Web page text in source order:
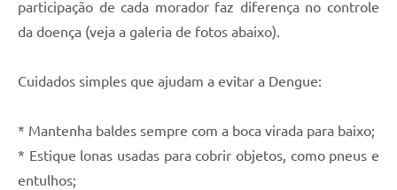
Contratos
Ouvidoria
Audiências Públicas
Turismo
participação de cada morador faz diferença no controle
da doença (veja a galeria de fotos abaixo).
Cuidados simples que ajudam a evitar a Dengue:
* Mantenha baldes sempre com a boca virada para baixo;
* Estique lonas usadas para cobrir objetos, como pneus e
entulhos;